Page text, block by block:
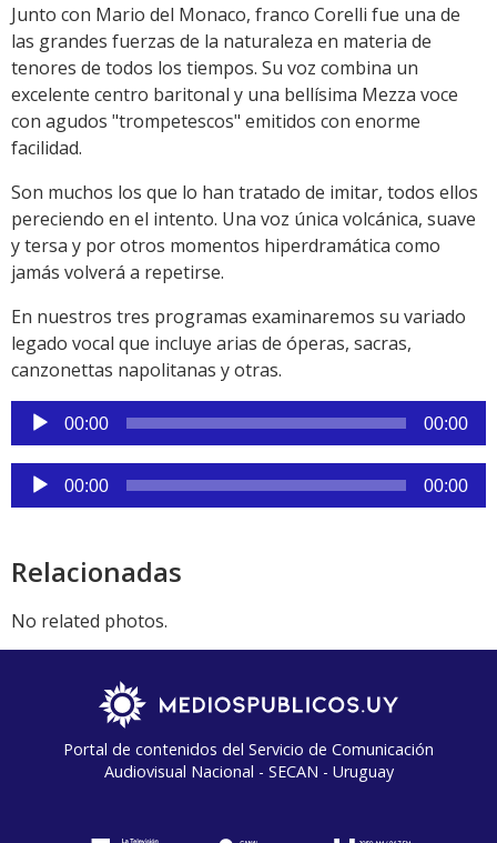
Junto con Mario del Monaco, franco Corelli fue una de
las grandes fuerzas de la naturaleza en materia de
tenores de todos los tiempos. Su voz combina un
excelente centro baritonal y una bellísima Mezza voce
con agudos "trompetescos" emitidos con enorme
facilidad.
Son muchos los que lo han tratado de imitar, todos ellos
pereciendo en el intento. Una voz única volcánica, suave
y tersa y por otros momentos hiperdramática como
jamás volverá a repetirse.
En nuestros tres programas examinaremos su variado
legado vocal que incluye arias de óperas, sacras,
canzonettas napolitanas y otras.
Reproductor
de
audio
00:00 00:00
Reproductor
de
00:00 00:00
Relacionadas
No related photos.
Portal de contenidos del Servicio de Comunicación
Audiovisual Nacional - SECAN - Uruguay